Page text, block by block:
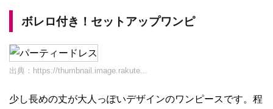
ボレロ付き！セットアップワンピ
出典： https://thumbnail.image.rakute...
少し長めの丈が大人っぽいデザインのワンピースです。程